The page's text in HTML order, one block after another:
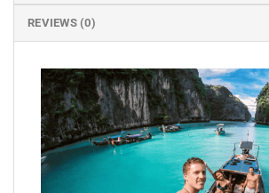
REVIEWS (0)